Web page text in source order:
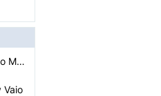
Como converter um arquivo AAC para um arquivo MPEG
Vaio